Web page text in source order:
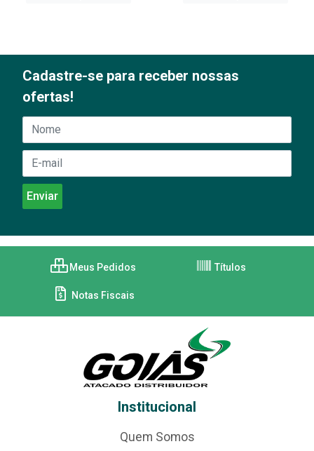
Cadastre-se para receber nossas
ofertas!
Meus Pedidos Títulos
Notas Fiscais
Institucional
Quem Somos